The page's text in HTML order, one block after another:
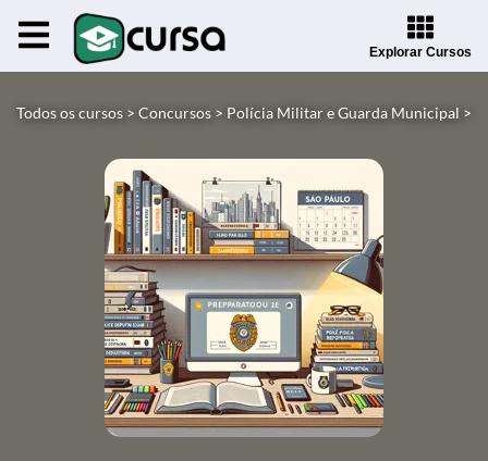
Explorar Cursos
Todos os cursos > Concursos > Polícia Militar e Guarda Municipal >